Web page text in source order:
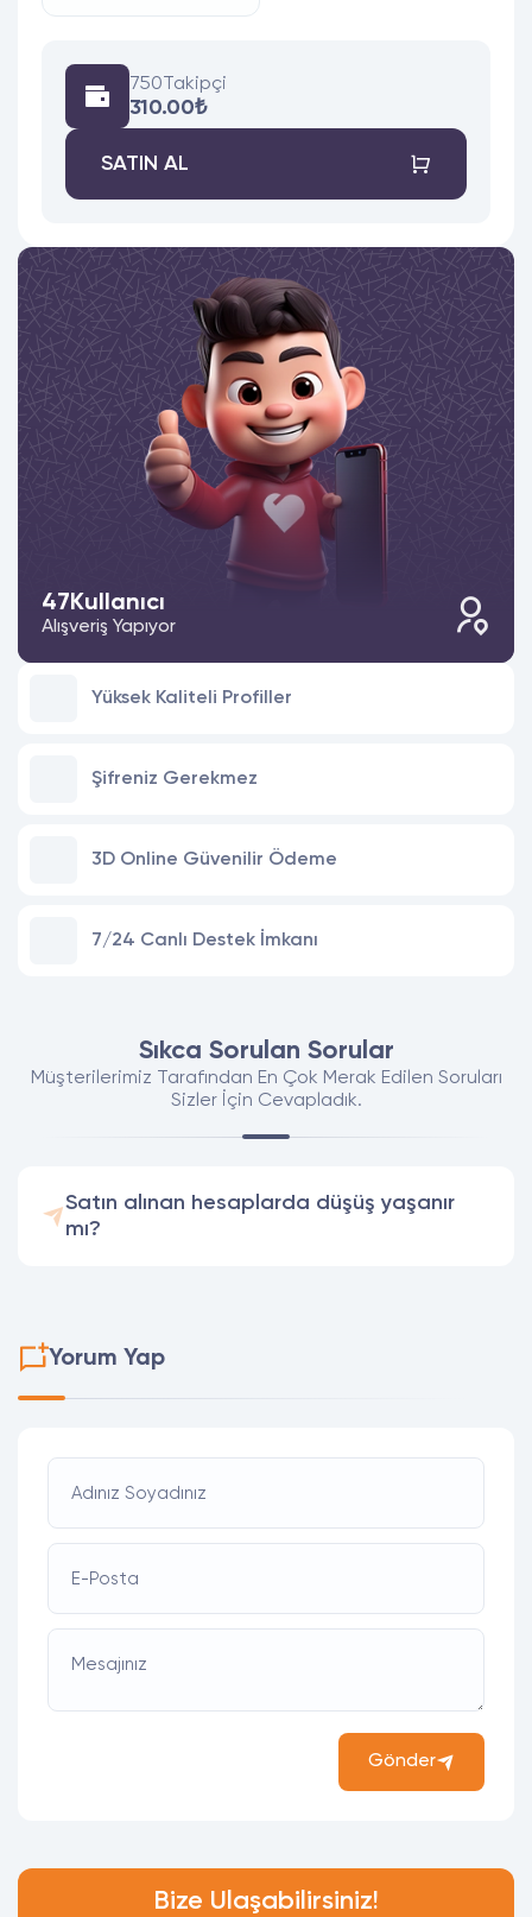
47Kullanıcı
Alışveriş Yapıyor
Yüksek Kaliteli Profiller
Şifreniz Gerekmez
3D Online Güvenilir Ödeme
7/24 Canlı Destek İmkanı
750 Takipçi
310.00₺
SATIN AL
Sıkca Sorulan Sorular
Müşterilerimiz Tarafından En Çok Merak Edilen Soruları
Sizler İçin Cevapladık.
Satın alınan hesaplarda düşüş yaşanır
mı?
Yorum Yap
Adınız Soyadınız
E-Posta
Mesajınız
Gönder
Bize Ulaşabilirsiniz!